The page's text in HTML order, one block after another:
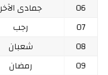
06
جمادى الآخر
07
رجب
08
شعبان
09
رمضان